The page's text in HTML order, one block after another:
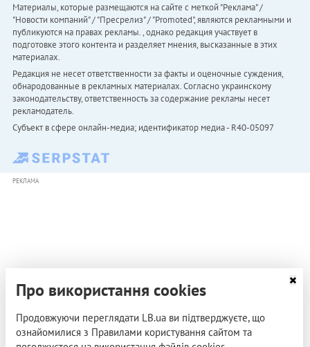
Материалы, которые размещаются на сайте с меткой "Реклама" /
"Новости компаний" / "Пресрелиз" / "Promoted", являются рекламными и
публикуются на правах рекламы. , однако редакция участвует в
подготовке этого контента и разделяет мнения, высказанные в этих
материалах.
Редакция не несет ответственности за факты и оценочные суждения,
обнародованные в рекламных материалах. Согласно украинскому
законодательству, ответственность за содержание рекламы несет
рекламодатель.
Субъект в сфере онлайн-медиа; идентификатор медиа - R40-05097
РЕКЛАМА
Про використання cookies
Продовжуючи переглядати LB.ua ви підтверджуєте, що
ознайомилися з Правилами користування сайтом та